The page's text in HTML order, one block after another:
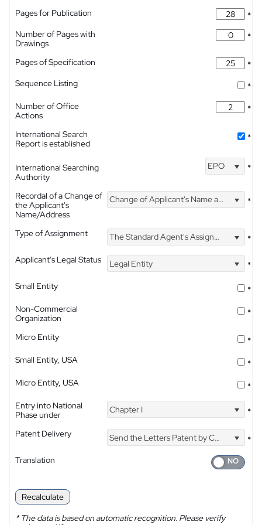
Pages for Publication
*
Number of Pages with
Drawings
*
Pages of Specification
*
Sequence Listing
*
Number of Office
Actions
*
International Search
Report is established
*
International Searching
Authority
EPO *
Recordal of a Change of
the Applicant's
Name/Address
Change of Applicant's Name and Address *
Type of Assignment The Standard Agent's Assignment
*
Applicant's Legal Status
Legal Entity
*
Small Entity
*
Non-Commercial
Organization
*
Micro Entity
*
Small Entity, USA
*
Micro Entity, USA
*
Entry into National
Phase under
Chapter I *
Patent Delivery Send the Letters Patent by Courier
*
Translation
Recalculate
*The data is based on automatic recognition. Please verify